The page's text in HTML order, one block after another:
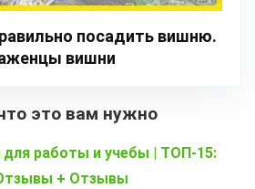
посадить вишню.
вишни
это вам нужно
для работы и учебы | ТОП-15:
+ Отзывы